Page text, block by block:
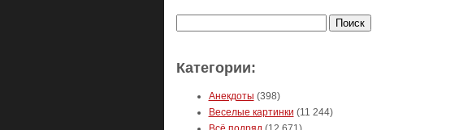
Категории:
Анекдоты (398)
Веселые картинки (11 244)